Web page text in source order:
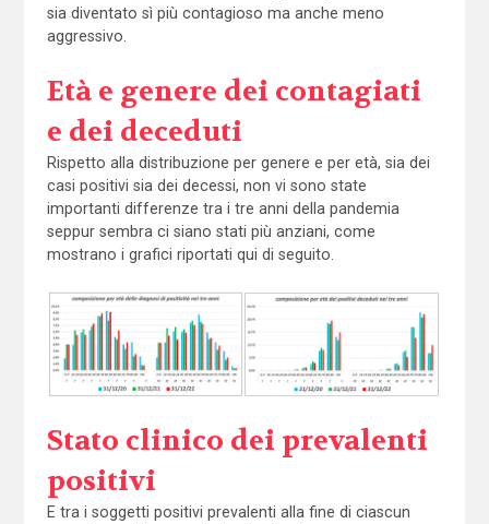
sia diventato sì più contagioso ma anche meno
aggressivo.
Età e genere dei contagiati
e dei deceduti
Rispetto alla distribuzione per genere e per età, sia dei
casi positivi sia dei decessi, non vi sono state
importanti differenze tra i tre anni della pandemia
seppur sembra ci siano stati più anziani, come
mostrano i grafici riportati qui di seguito.
Stato clinico dei prevalenti
positivi
E tra i soggetti positivi prevalenti alla fine di ciascun